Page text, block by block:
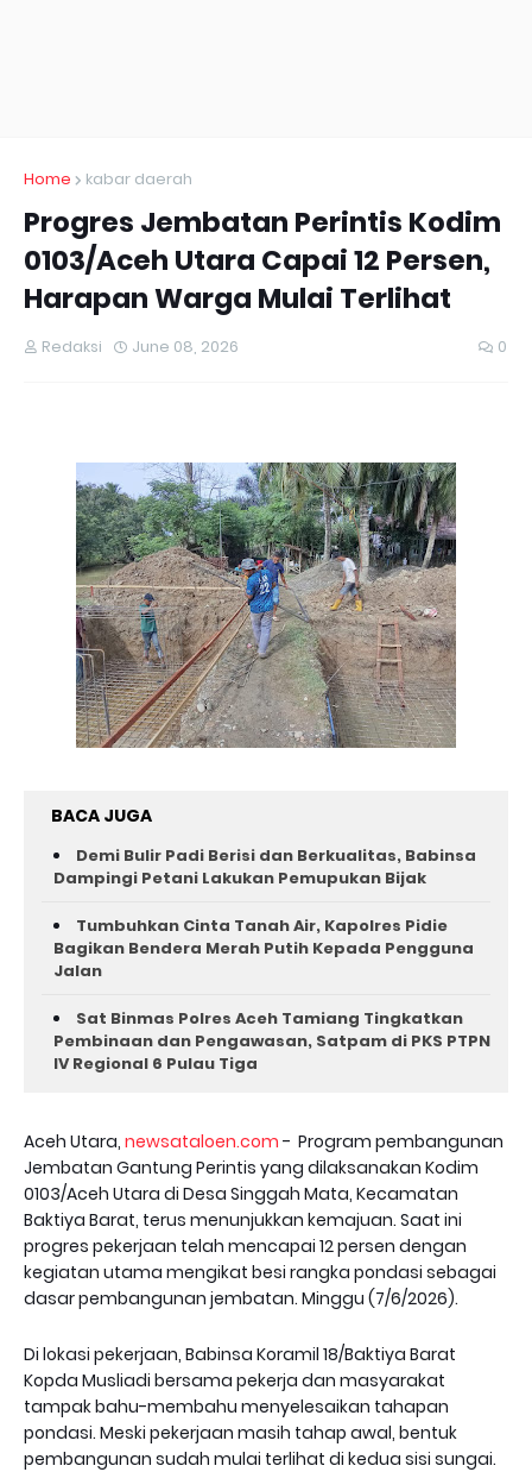
Home kabar daerah
Progres Jembatan Perintis Kodim
0103/Aceh Utara Capai 12 Persen,
Harapan Warga Mulai Terlihat
Redaksi June 08, 2026 0
BACA JUGA
Demi Bulir Padi Berisi dan Berkualitas, Babinsa
Dampingi Petani Lakukan Pemupukan Bijak
Tumbuhkan Cinta Tanah Air, Kapolres Pidie
Bagikan Bendera Merah Putih Kepada Pengguna
Jalan ‎
Sat Binmas Polres Aceh Tamiang Tingkatkan
Pembinaan dan Pengawasan, Satpam di PKS PTPN
IV Regional 6 Pulau Tiga
Aceh Utara, newsataloen.com - Program pembangunan
Jembatan Gantung Perintis yang dilaksanakan Kodim
0103/Aceh Utara di Desa Singgah Mata, Kecamatan
Baktiya Barat, terus menunjukkan kemajuan. Saat ini
progres pekerjaan telah mencapai 12 persen dengan
kegiatan utama mengikat besi rangka pondasi sebagai
dasar pembangunan jembatan. Minggu (7/6/2026).
Di lokasi pekerjaan, Babinsa Koramil 18/Baktiya Barat
Kopda Musliadi bersama pekerja dan masyarakat
tampak bahu-membahu menyelesaikan tahapan
pondasi. Meski pekerjaan masih tahap awal, bentuk
pembangunan sudah mulai terlihat di kedua sisi sungai.